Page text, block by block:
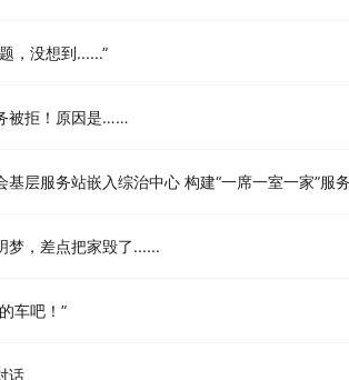
，没想到......”
被拒！原因是……
基层服务站嵌入综治中心 构建“一席一室一家”服
梦，差点把家毁了......
车吧！”
话